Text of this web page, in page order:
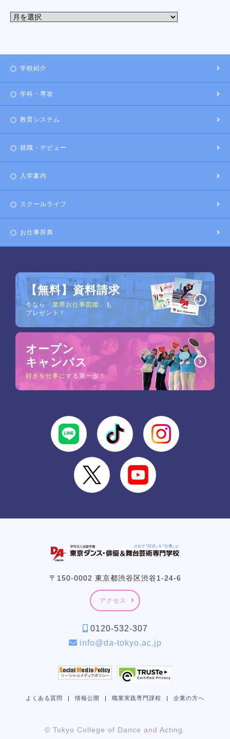
学校紹介
学科・専攻
教育システム
就職・デビュー
入学案内
スクールライフ
お仕事辞典
【無料】資料請求
今なら「業界お仕事図鑑」
も
プレゼント！
オープン
キャンパス
好きを仕事にする第一歩！
〒150-0002 東京都渋谷区渋谷1-24-6
アクセス
0120-532-307
info@da-tokyo.ac.jp
よくある質問 | 情報公開 | 職業実践専門課程 | 企業の方へ
© Tokyo College of Dance and Acting.